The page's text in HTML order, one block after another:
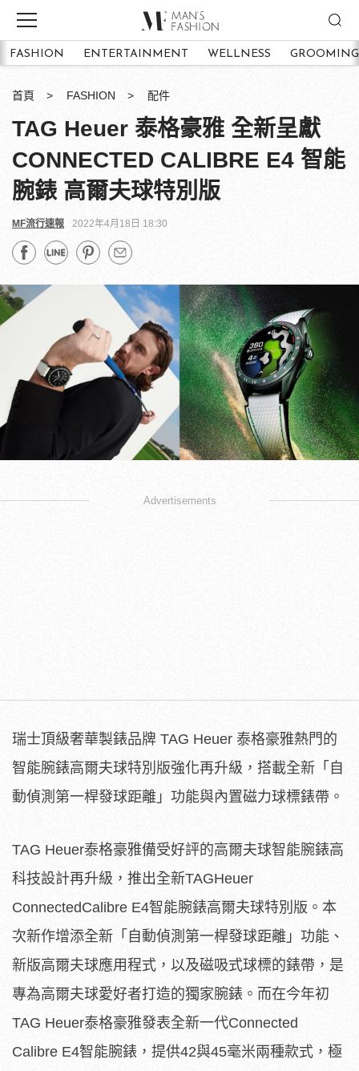
FASHION ENTERTAINMENT WELLNESS GROOMING
首頁 FASHION 配件
TAG Heuer 泰格豪雅 全新呈獻
CONNECTED CALIBRE E4 智能
腕錶 高爾夫球特別版
MF流行速報 2022年4月18日 18:30
Advertisements
瑞士頂級奢華製錶品牌 TAG Heuer 泰格豪雅熱門的
智能腕錶高爾夫球特別版強化再升級，搭載全新「自
動偵測第一桿發球距離」功能與內置磁力球標錶帶。
TAG Heuer泰格豪雅備受好評的高爾夫球智能腕錶高
科技設計再升級，推出全新TAGHeuer
ConnectedCalibre E4智能腕錶高爾夫球特別版。本
次新作增添全新「自動偵測第一桿發球距離」功能、
新版高爾夫球應用程式，以及磁吸式球標的錶帶，是
專為高爾夫球愛好者打造的獨家腕錶。而在今年初
TAG Heuer泰格豪雅發表全新一代Connected
Calibre E4智能腕錶，提供42與45毫米兩種款式，極